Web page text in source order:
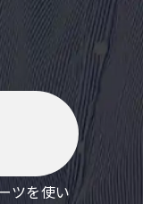
ツを使い